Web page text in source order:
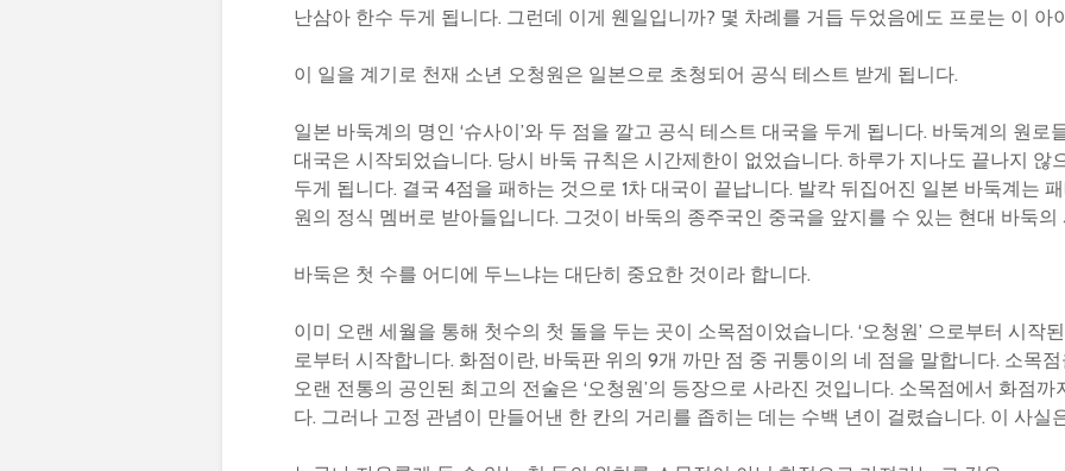
난삼아 한수 두게 됩니다. 그런데 이게 웬일입니까? 몇 차례를 거듭 두었음에도 프로는 이 아
이 일을 계기로 천재 소년 오청원은 일본으로 초청되어 공식 테스트 받게 됩니다.
일본 바둑계의 명인 ‘슈사이’와 두 점을 깔고 공식 테스트 대국을 두게 됩니다. 바둑계의 원
대국은 시작되었습니다. 당시 바둑 규칙은 시간제한이 없었습니다. 하루가 지나도 끝나지 않
두게 됩니다. 결국 4점을 패하는 것으로 1차 대국이 끝납니다. 발칵 뒤집어진 일본 바둑계는
원의 정식 멤버로 받아들입니다. 그것이 바둑의 종주국인 중국을 앞지를 수 있는 현대 바둑의
바둑은 첫 수를 어디에 두느냐는 대단히 중요한 것이라 합니다.
이미 오랜 세월을 통해 첫수의 첫 돌을 두는 곳이 소목점이었습니다. ‘오청원’ 으로부터 시작
로부터 시작합니다. 화점이란, 바둑판 위의 9개 까만 점 중 귀퉁이의 네 점을 말합니다. 소목
오랜 전통의 공인된 최고의 전술은 ‘오청원’의 등장으로 사라진 것입니다. 소목점에서 화점
다. 그러나 고정 관념이 만들어낸 한 칸의 거리를 좁히는 데는 수백 년이 걸렸습니다. 이 사실